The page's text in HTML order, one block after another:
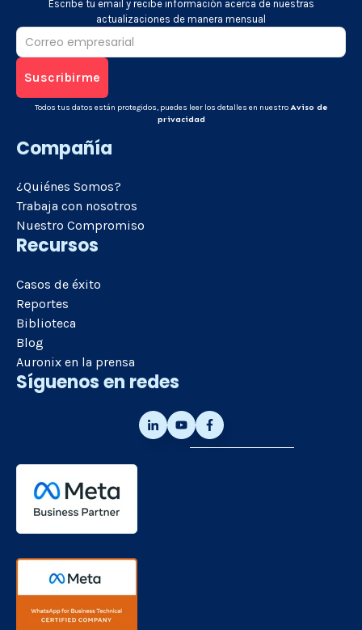
Escribe tu email y recibe información acerca de nuestras
actualizaciones de manera mensual
Todos tus datos están protegidos, puedes leer los detalles en nuestroAviso de
privacidad
Compañía
¿Quiénes Somos?
Trabaja con nosotros
Nuestro Compromiso
Recursos
Casos de éxito
Reportes
Biblioteca
Blog
Auronix en la prensa
Síguenos en redes